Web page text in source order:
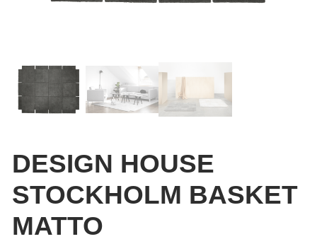
DESIGN HOUSE
STOCKHOLM BASKET
MATTO